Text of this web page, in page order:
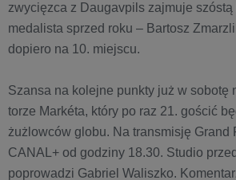
zwycięzca z Daugavpils zajmuje
medalista sprzed roku – Bartosz
dopiero na 10. miejscu.
Szansa na kolejne punkty już w sobotę
torze Markéta, który po raz 21. gościć
żużlowców globu. Na transmisję Grand
CANAL+ od godziny 18.30. Studio
poprowadzi Gabriel Waliszko.